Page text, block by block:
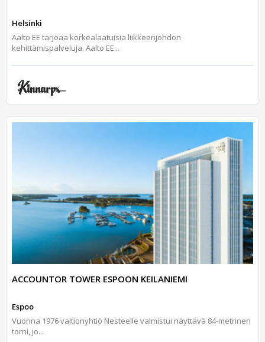
Helsinki
Aalto EE tarjoaa korkealaatuisia liikkeenjohdon
kehittämispalveluja. Aalto EE...
ACCOUNTOR TOWER ESPOON KEILANIEMI
Espoo
Vuonna 1976 valtionyhtiö Nesteelle valmistui näyttävä 84-metrinen
torni, jo...